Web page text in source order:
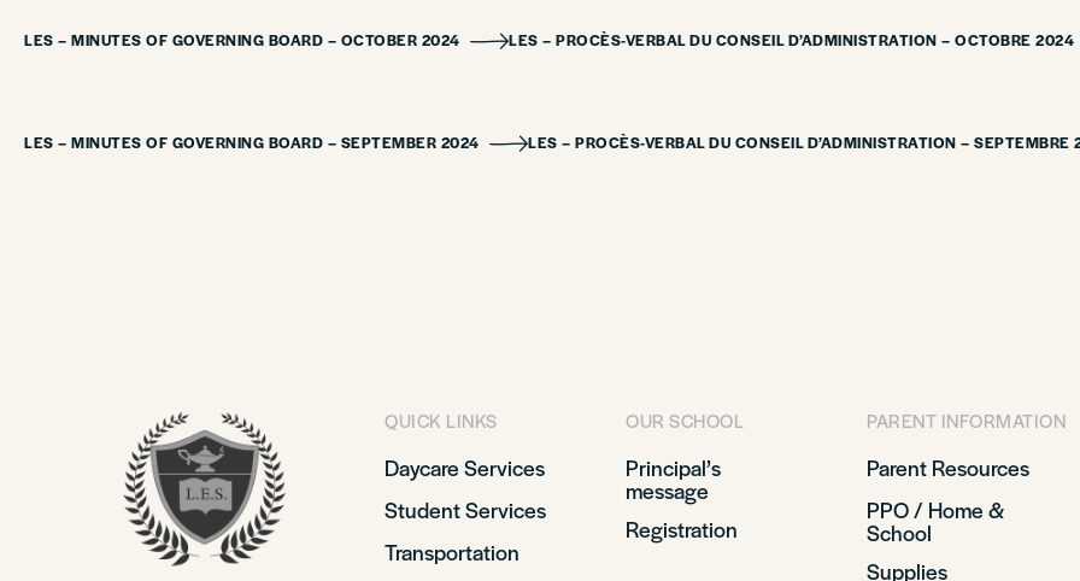
LES – MINUTES OF GOVERNING BOARD – OCTOBER 2024 LES – PROCÈS-VERBAL DU CONSEIL D’ADMINISTRATION – OCTOBRE 2024
LES – MINUTES OF GOVERNING BOARD – SEPTEMBER 2024 LES – PROCÈS-VERBAL DU CONSEIL D’ADMINISTRATION – SEPTEMBRE
QUICK LINKS
Daycare Services
Student Services
Transportation
OUR SCHOOL
Principal’s
message
Registration
PARENT INFORMATION
Parent Resources
PPO / Home &
School
Supplies